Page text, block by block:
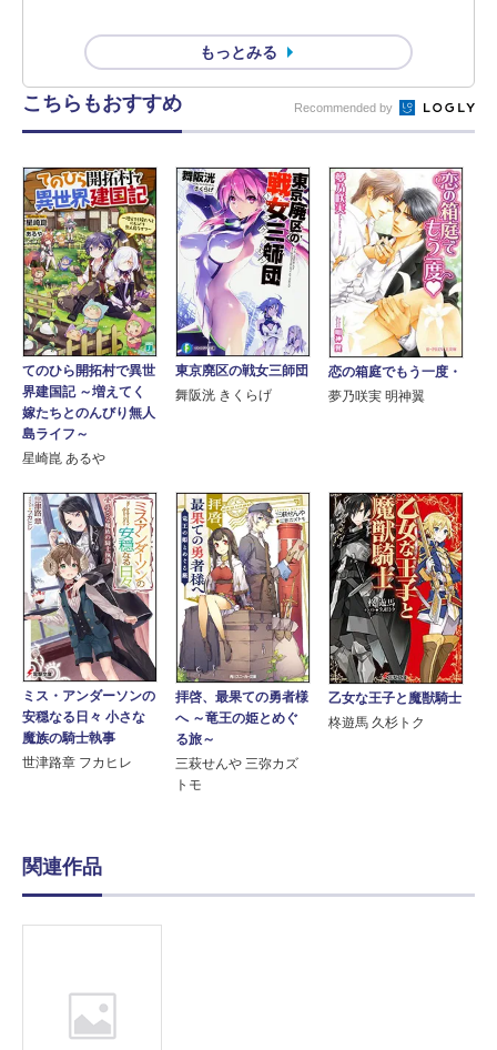
もっとみる
こちらもおすすめ Recommended by
てのひら開拓村で異世
界建国記 ～増えてく
嫁たちとのんびり無人
島ライフ～
星崎崑 あるや
東京廃区の戦女三師団
舞阪洸 きくらげ
恋の箱庭でもう一度・
夢乃咲実 明神翼
ミス・アンダーソンの
安穏なる日々 小さな
魔族の騎士執事
世津路章 フカヒレ
拝啓、最果ての勇者様
へ ～竜王の姫とめぐ
る旅～
三萩せんや 三弥カズ
トモ
乙女な王子と魔獣騎士
柊遊馬 久杉トク
関連作品